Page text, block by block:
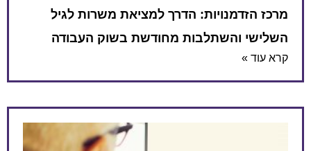
מרכז הזדמנויות: הדרך למציאת משרות לגיל
השלישי והשתלבות מחודשת בשוק העבודה
קרא עוד »